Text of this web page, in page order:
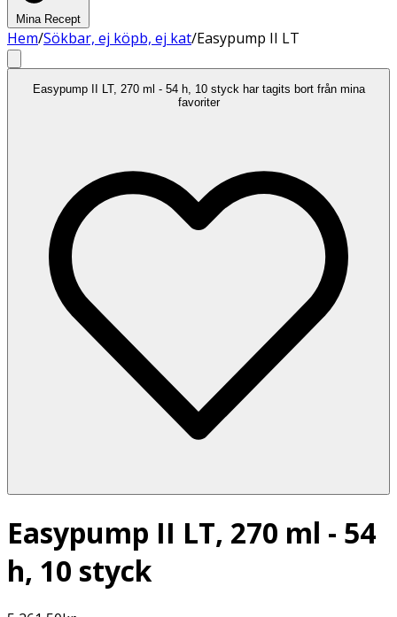
Mina Recept
Hem/Sökbar, ej köpb, ej kat/Easypump II LT
Easypump II LT, 270 ml - 54 h, 10 styck har tagits bort från mina
favoriter
Easypump II LT, 270 ml - 54
h, 10 styck